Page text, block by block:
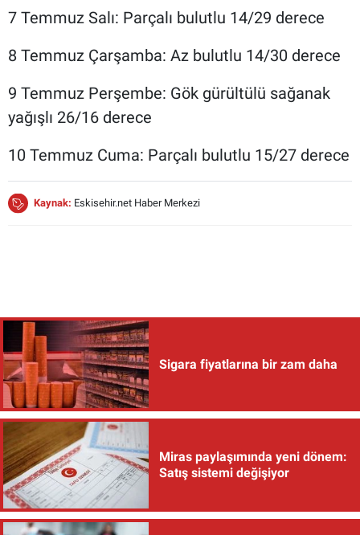
7 Temmuz Salı: Parçalı bulutlu 14/29 derece
8 Temmuz Çarşamba: Az bulutlu 14/30 derece
9 Temmuz Perşembe: Gök gürültülü sağanak
yağışlı 26/16 derece
10 Temmuz Cuma: Parçalı bulutlu 15/27 derece
Kaynak: Eskisehir.net Haber Merkezi
Sigara fiyatlarına bir zam daha
Miras paylaşımında yeni dönem:
Satış sistemi değişiyor